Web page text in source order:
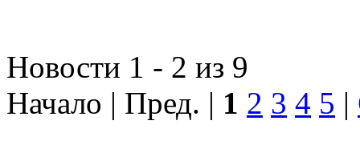
Новости 1 - 2 из 9
Начало | Пред. | 1 2 3 4 5 |